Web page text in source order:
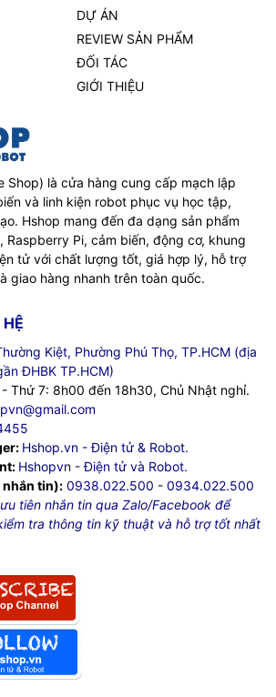
DỰ ÁN
REVIEW SẢN PHẨM
ĐỐI TÁC
GIỚI THIỆU
Shop) là cửa hàng cung cấp mạch lập
và linh kiện robot phục vụ học tập,
Hshop mang đến đa dạng sản phẩm
Raspberry Pi, cảm biến, động cơ, khung
tử với chất lượng tốt, giá hợp lý, hỗ trợ
giao hàng nhanh trên toàn quốc.
Kiệt, Phường Phú Thọ, TP.HCM (địa
ĐHBK TP.HCM)
Thứ 7: 8h00 đến 18h30, Chủ Nhật nghỉ.
Hshop.vn - Điện tử & Robot.
Hshopvn - Điện tử và Robot.
tin): 0938.022.500 - 0934.022.500
tiên nhắn tin qua Zalo/Facebook để
tra thông tin kỹ thuật và hỗ trợ tốt nhất